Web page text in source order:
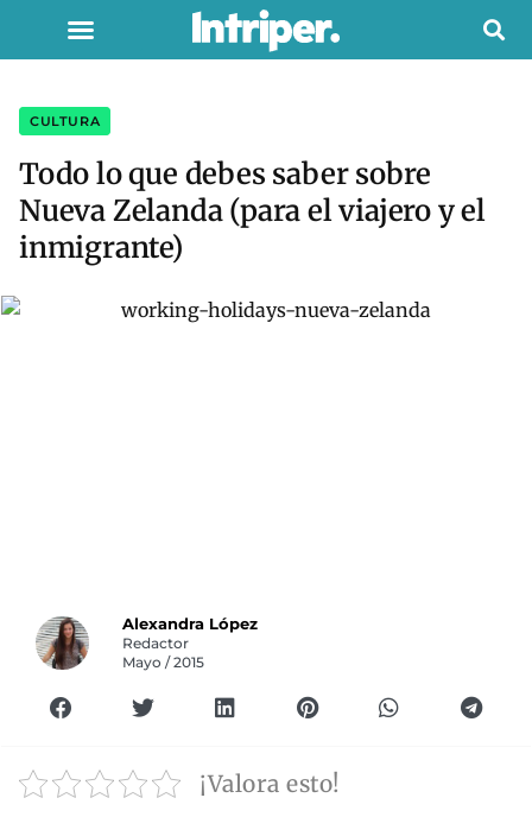
CULTURA
Todo lo que debes saber sobre
Nueva Zelanda (para el viajero y el
inmigrante)
Alexandra López
Redactor
Mayo / 2015
¡Valora esto!